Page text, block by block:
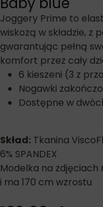
Joggery Prime to
wiskozą w składzie, z
gwarantując pełną
komfort przez cały
6 kieszeni (3 z
Nogawki
Dostępne w
Skład: Tkanina
6% SPANDEX
Modelka na zdjęciach
i ma 170 cm wzrostu